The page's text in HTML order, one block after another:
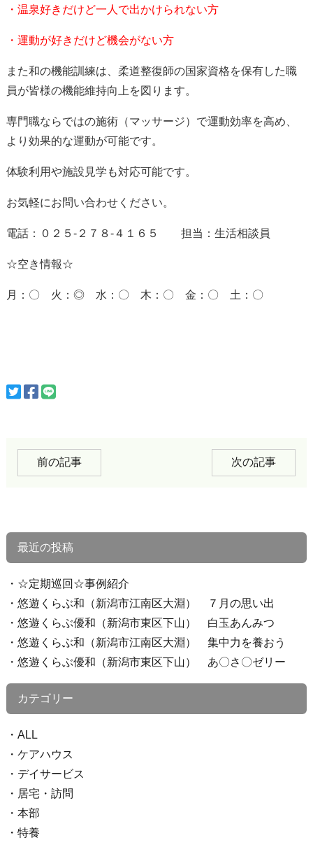
・温泉好きだけど一人で出かけられない方
・運動が好きだけど機会がない方
また和の機能訓練は、柔道整復師の国家資格を保有した職
員が皆様の機能維持向上を図ります。
専門職ならではの施術（マッサージ）で運動効率を高め、
より効果的な運動が可能です。
体験利用や施設見学も対応可能です。
お気軽にお問い合わせください。
電話：０２５-２７８-４１６５ 担当：生活相談員
☆空き情報☆
月：〇 火：◎ 水：〇 木：〇 金：〇 土：〇
前の記事 次の記事
最近の投稿
☆定期巡回☆事例紹介
悠遊くらぶ和（新潟市江南区大淵） ７月の思い出
悠遊くらぶ優和（新潟市東区下山） 白玉あんみつ
悠遊くらぶ和（新潟市江南区大淵） 集中力を養おう
悠遊くらぶ優和（新潟市東区下山） あ〇さ〇ゼリー
カテゴリー
ALL
ケアハウス
デイサービス
居宅・訪問
本部
特養